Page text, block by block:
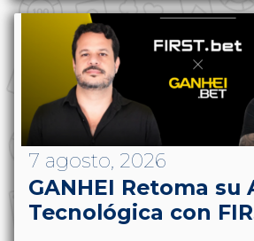
7 agosto, 2026
GANHEI Retoma su
Tecnológica con